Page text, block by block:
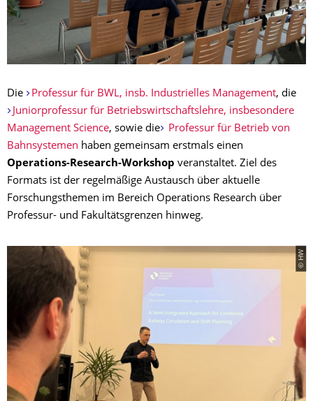
Die Professur für BWL, insb. Industrielles Management, die
Juniorprofessur für Betriebswirt­schaftslehre, insbesondere
Management Science, sowie die
Professur für Betrieb von
Bahnsystemen haben gemeinsam erstmals einen
Operations-Research-Workshop veranstaltet. Ziel des
Formats ist der regelmäßige Austausch über aktuelle
Forschungsthemen im Bereich Operations Research über
Professur- und Fakultätsgrenzen hinweg.
© HW